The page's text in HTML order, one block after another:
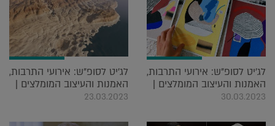
לג'יט לסופ"ש: אירועי התרבות,
האמנות והעיצוב המומלצים |
30.03.2023
לג'יט לסופ"ש: אירועי התרבות,
האמנות והעיצוב המומלצים |
23.03.2023